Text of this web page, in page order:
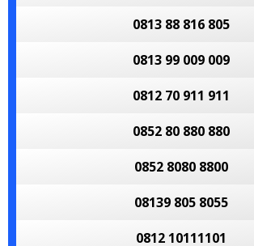
0813 88 816 805
0813 99 009 009
0812 70 911 911
0852 80 880 880
0852 8080 8800
08139 805 8055
0812 10111101